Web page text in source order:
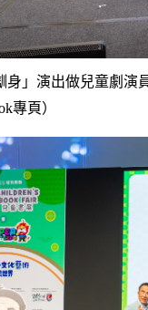
身」演出做兒童劇演
專頁）